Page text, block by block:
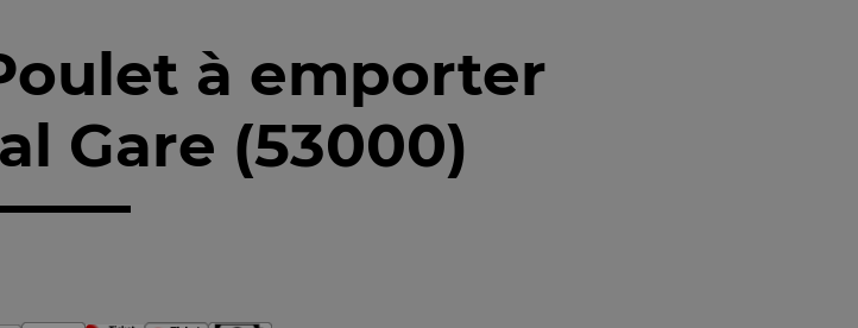
à emporter
Gare (53000)